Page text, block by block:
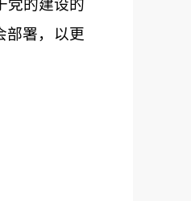
党的建设的
部署，以更